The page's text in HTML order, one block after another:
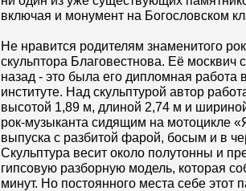
включая и монумент на Богословском
Не нравится родителям знаменитого
скульптора Благовестнова. Её москвич
назад - это была его дипломная работа
институте. Над скульптурой автор
высотой 1,89 м, длиной 2,74 м и
рок-музыканта сидящим на мотоцикле
выпуска с разбитой фарой, босым и в
Скульптура весит около полутонны и
гипсовую разборную модель, которая
минут. Но постоянного места себе этот